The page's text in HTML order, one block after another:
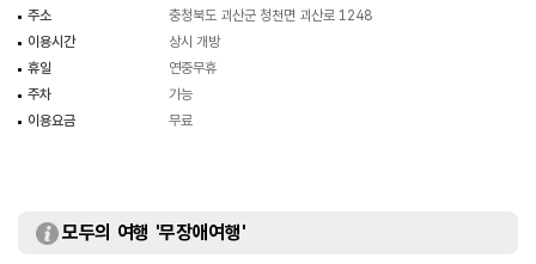
주소
충청북도 괴산군 청천면 괴산로 1248
이용시간
상시 개방
휴일
연중무휴
주차
가능
이용요금
무료
모두의 여행 '무장애여행'